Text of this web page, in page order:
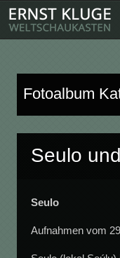
Fotoalbum
Seulo
Seulo
Aufnahmen vom